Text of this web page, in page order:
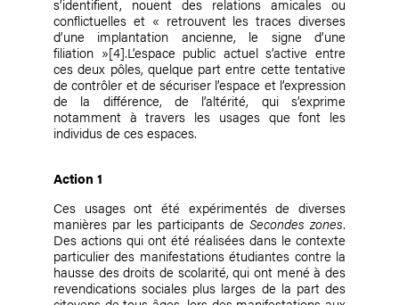
s’identifient, nouent des relations amicales ou
conflictuelles et « retrouvent les traces diverses
d’une implantation ancienne, le signe d’une
filiation »[4].L’espace public actuel s’active entre
ces deux pôles, quelque part entre cette tentative
de contrôler et de sécuriser l’espace et l’expression
de la différence, de l’altérité, qui s’exprime
notamment à travers les usages que font les
individus de ces espaces.
Action 1
Ces usages ont été expérimentés de diverses
manières par les participants de Secondes zones.
Des actions qui ont été réalisées dans le contexte
particulier des manifestations étudiantes contre la
hausse des droits de scolarité, qui ont mené à des
revendications sociales plus larges de la part des